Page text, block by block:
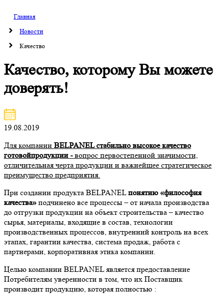
Главная
Новости
Качество
Качество, которому Вы можете
доверять!
19.08.2019
Для компании BELPANEL стабильно высокое качество
готовойпродукции -вопрос первостепенной значимости,
отличительная черта продукции и важнейшее стратегическое
преимущество предприятия.
При создании продукта BELPANELпонятию «философия
качества» подчинено все процессы – от начала производства
до отгрузки продукции на объект строительства – качество
сырья, материалы, входящие в состав, технологии
производственных процессов, внутренний контроль на всех
этапах, гарантии качества, система продаж, работа с
партнерами, корпоративная этика компании.
Целью компании BELPANEL является предоставление
Потребителям уверенности в том, что их Поставщик
производит продукцию, которая полностью :